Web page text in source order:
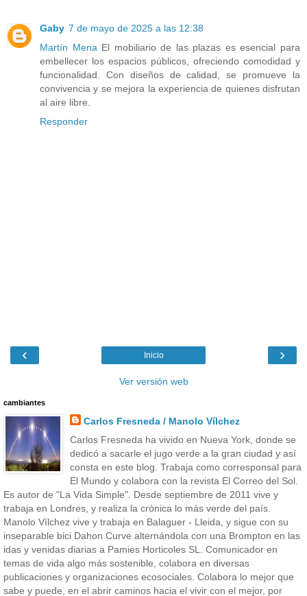
Gaby 7 de mayo de 2025 a las 12:38
Martín Mena El mobiliario de las plazas es esencial para
embellecer los espacios públicos, ofreciendo comodidad y
funcionalidad. Con diseños de calidad, se promueve la
convivencia y se mejora la experiencia de quienes disfrutan
al aire libre.
Responder
‹ ›
Inicio
Ver versión web
cambiantes
Carlos Fresneda / Manolo Vílchez
Carlos Fresneda ha vivido en Nueva York, donde se
dedicó a sacarle el jugo verde a la gran ciudad y así
consta en este blog. Trabaja como corresponsal para
El Mundo y colabora con la revista El Correo del Sol.
Es autor de "La Vida Simple". Desde septiembre de 2011 vive y
trabaja en Londres, y realiza la crónica lo más verde del país.
Manolo Vílchez vive y trabaja en Balaguer - Lleida, y sigue con su
inseparable bici Dahon Curve alternándola con una Brompton en las
idas y venidas diarias a Pamies Horticoles SL. Comunicador en
temas de vida algo más sostenible, colabora en diversas
publicaciones y organizaciones ecosociales. Colabora lo mejor que
sabe y puede, en el abrir caminos hacia el vivir con el mejor, por